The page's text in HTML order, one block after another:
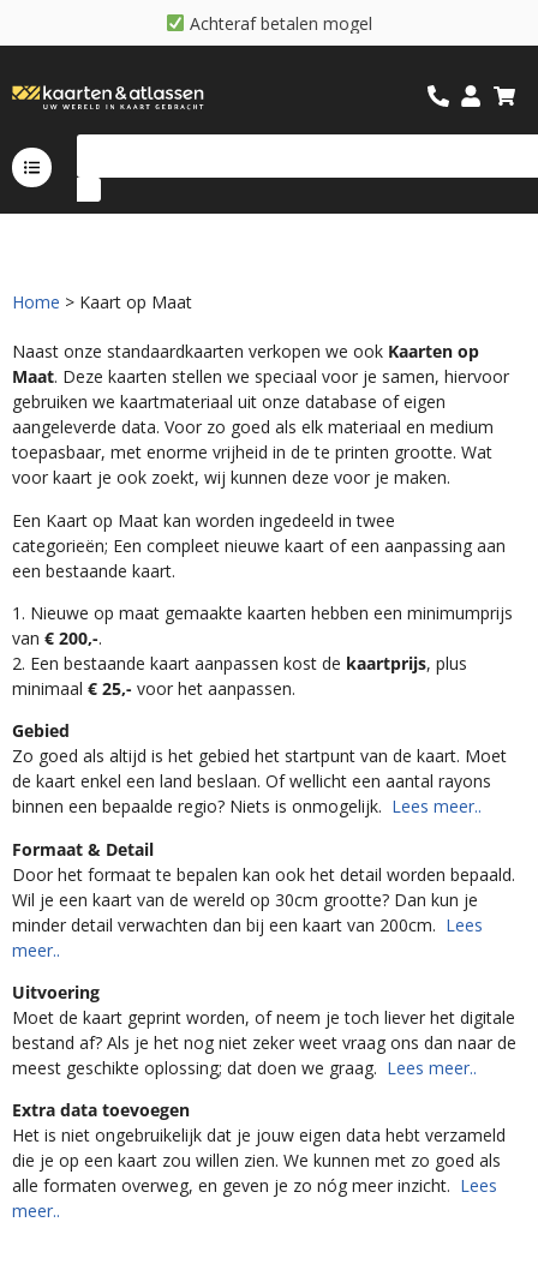
Achteraf betalen mogel
Home > Kaart op Maat
Naast onze standaardkaarten verkopen we ook Kaarten op
Maat. Deze kaarten stellen we speciaal voor je samen, hiervoor
gebruiken we kaartmateriaal uit onze database of eigen
aangeleverde data. Voor zo goed als elk materiaal en medium
toepasbaar, met enorme vrijheid in de te printen grootte. Wat
voor kaart je ook zoekt, wij kunnen deze voor je maken.
Een Kaart op Maat kan worden ingedeeld in twee
categorieën; Een compleet nieuwe kaart of een aanpassing aan
een bestaande kaart.
1. Nieuwe op maat gemaakte kaarten hebben een minimumprijs
van € 200,-.
2. Een bestaande kaart aanpassen kost de kaartprijs, plus
minimaal € 25,- voor het aanpassen.
Gebied
Zo goed als altijd is het gebied het startpunt van de kaart. Moet
de kaart enkel een land beslaan. Of wellicht een aantal rayons
binnen een bepaalde regio? Niets is onmogelijk. Lees meer..
Formaat & Detail
Door het formaat te bepalen kan ook het detail worden bepaald.
Wil je een kaart van de wereld op 30cm grootte? Dan kun je
minder detail verwachten dan bij een kaart van 200cm. Lees
meer..
Uitvoering
Moet de kaart geprint worden, of neem je toch liever het digitale
bestand af? Als je het nog niet zeker weet vraag ons dan naar de
meest geschikte oplossing; dat doen we graag. Lees meer..
Extra data toevoegen
Het is niet ongebruikelijk dat je jouw eigen data hebt verzameld
die je op een kaart zou willen zien. We kunnen met zo goed als
alle formaten overweg, en geven je zo nóg meer inzicht. Lees
meer..